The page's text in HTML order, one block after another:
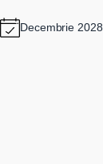
Decembrie 2028